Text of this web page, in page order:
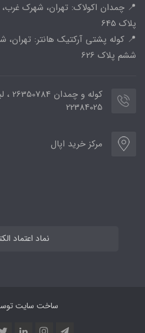
📍 چمدان اکولاک: تهران، شهرک
پلاک 645
📍 کوله پشتی آرکتیک هانتر: تهران،
ششم پلاک 626
22384025
مرکز خرید اپال
نماد اعتماد
ساخت سایت